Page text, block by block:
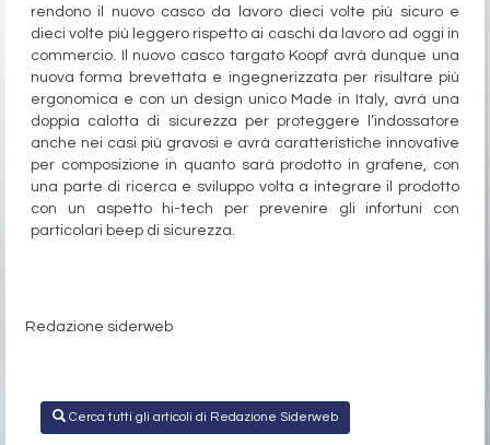
rendono il nuovo casco da lavoro dieci volte più sicuro e
dieci volte più leggero rispetto ai caschi da lavoro ad oggi in
commercio. Il nuovo casco targato Koopf avrà dunque una
nuova forma brevettata e ingegnerizzata per risultare più
ergonomica e con un design unico Made in Italy, avrà una
doppia calotta di sicurezza per proteggere l’indossatore
anche nei casi più gravosi e avrà caratteristiche innovative
per composizione in quanto sarà prodotto in grafene, con
una parte di ricerca e sviluppo volta a integrare il prodotto
con un aspetto hi-tech per prevenire gli infortuni con
particolari beep di sicurezza.
Redazione siderweb
Cerca tutti gli articoli di Redazione Siderweb